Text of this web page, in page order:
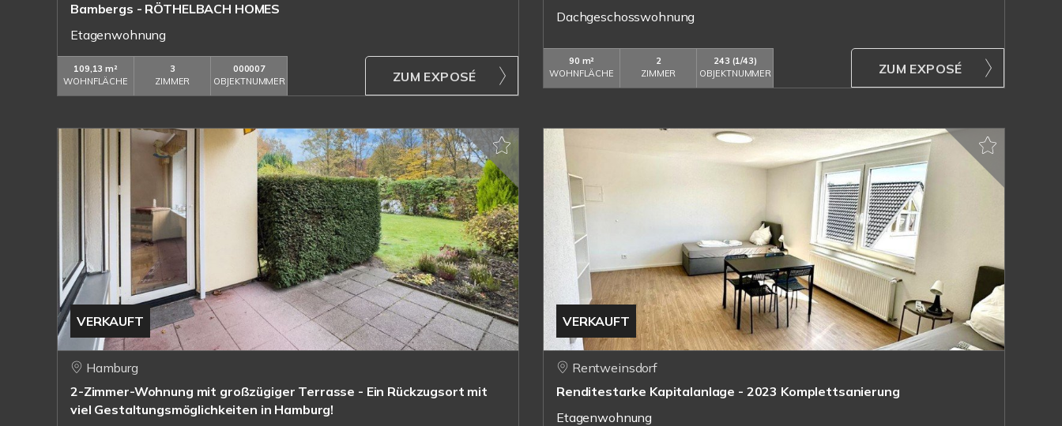
Bambergs - RÖTHELBACH HOMES
Etagenwohnung
109,13 m²
WOHNFLÄCHE
3
ZIMMER
000007
OBJEKTNUMMER
ZUM EXPOSÉ
Dachgeschosswohnung
90 m²
WOHNFLÄCHE
2
ZIMMER
243 (1/43)
OBJEKTNUMMER
ZUM EXPOSÉ
VERKAUFT
Hamburg
2-Zimmer-Wohnung mit großzügiger Terrasse - Ein Rückzugsort mit
viel Gestaltungsmöglichkeiten in Hamburg!
VERKAUFT
Rentweinsdorf
Renditestarke Kapitalanlage - 2023 Komplettsanierung
Etagenwohnung